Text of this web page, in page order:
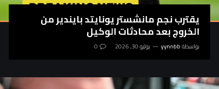
يقترب نجم مانشستر يونايتد بايندير من
الخروج بعد محادثات الوكيل
بواسطةyynnbb يوليو 30, 2026 0